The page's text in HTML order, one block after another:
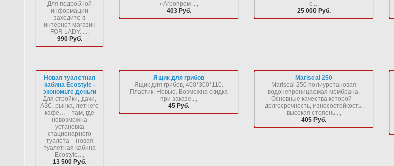
Для подробной
информации
заходите в
интернет магазин
FOR LADY. ...,
990 Руб.
«Агропром ...,
403 Руб.
с...,
25 000 Руб.
Новая туалетная
кабина Ecostyle -
экономьте деньги
Для стройки, дачи,
АЗС, рынка, летнего
кафе… – там, где
невозможна
установка
стационарного
туалета – новая
туалетная кабина
Ecostyle...,
13 500 Руб.
Ящик для грибов
Ящик для грибов, 400*300*110.
Пластик. Новые. Возможна скидка
при заказе...,
45 Руб.
Mariseal 250
Mariseal 250 полиуретановая
водонепроницаемая мембрана.
Основные качества которой –
долгосрочность, износостойкость,
высокая степень...,
405 Руб.